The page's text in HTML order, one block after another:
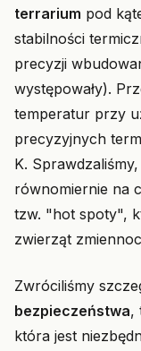
terrarium pod
stabilności
precyzji
występowały).
temperatur przy
precyzyjnych
K.
równomiernie na
tzw. "hot spoty",
zwierząt
Zwróciliśmy
bezpieczeństwa,
która jest